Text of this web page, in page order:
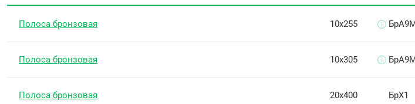
Полоса бронзовая 10х255
Полоса бронзовая 10х305
Полоса бронзовая 20х400 БрХ1